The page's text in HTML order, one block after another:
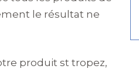
le résultat ne
produit st tropez,